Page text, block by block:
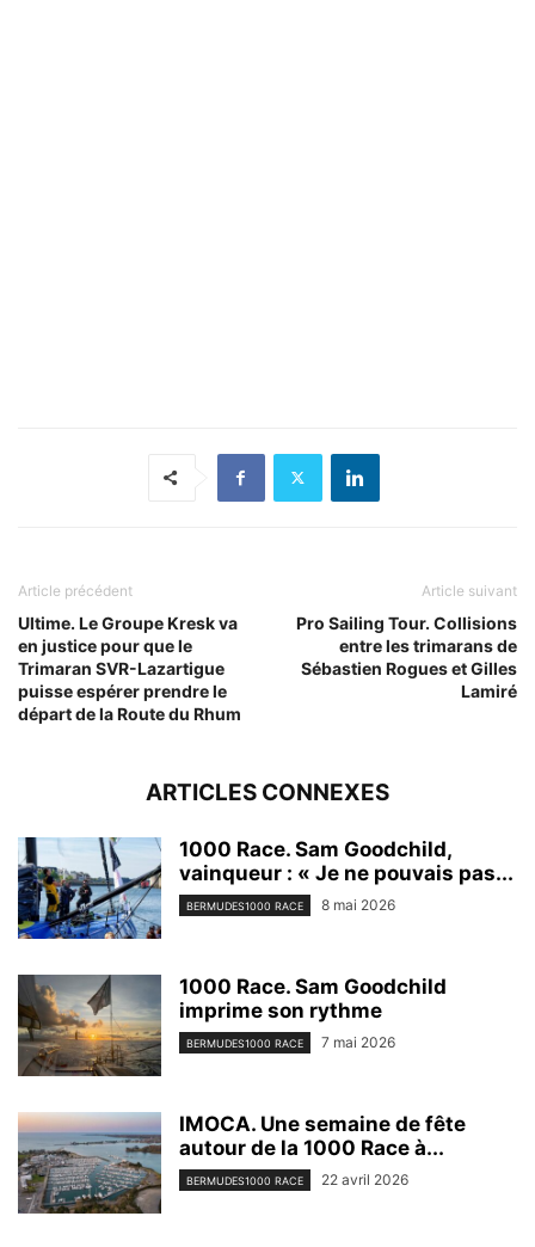
Article précédent
Ultime. Le Groupe Kresk va
en justice pour que le
Trimaran SVR-Lazartigue
puisse espérer prendre le
départ de la Route du Rhum
Article suivant
Pro Sailing Tour. Collisions
entre les trimarans de
Sébastien Rogues et Gilles
Lamiré
ARTICLES CONNEXES
1000 Race. Sam Goodchild,
vainqueur : « Je ne pouvais pas...
BERMUDES1000 RACE 8 mai 2026
1000 Race. Sam Goodchild
imprime son rythme
BERMUDES1000 RACE 7 mai 2026
IMOCA. Une semaine de fête
autour de la 1000 Race à...
BERMUDES1000 RACE 22 avril 2026